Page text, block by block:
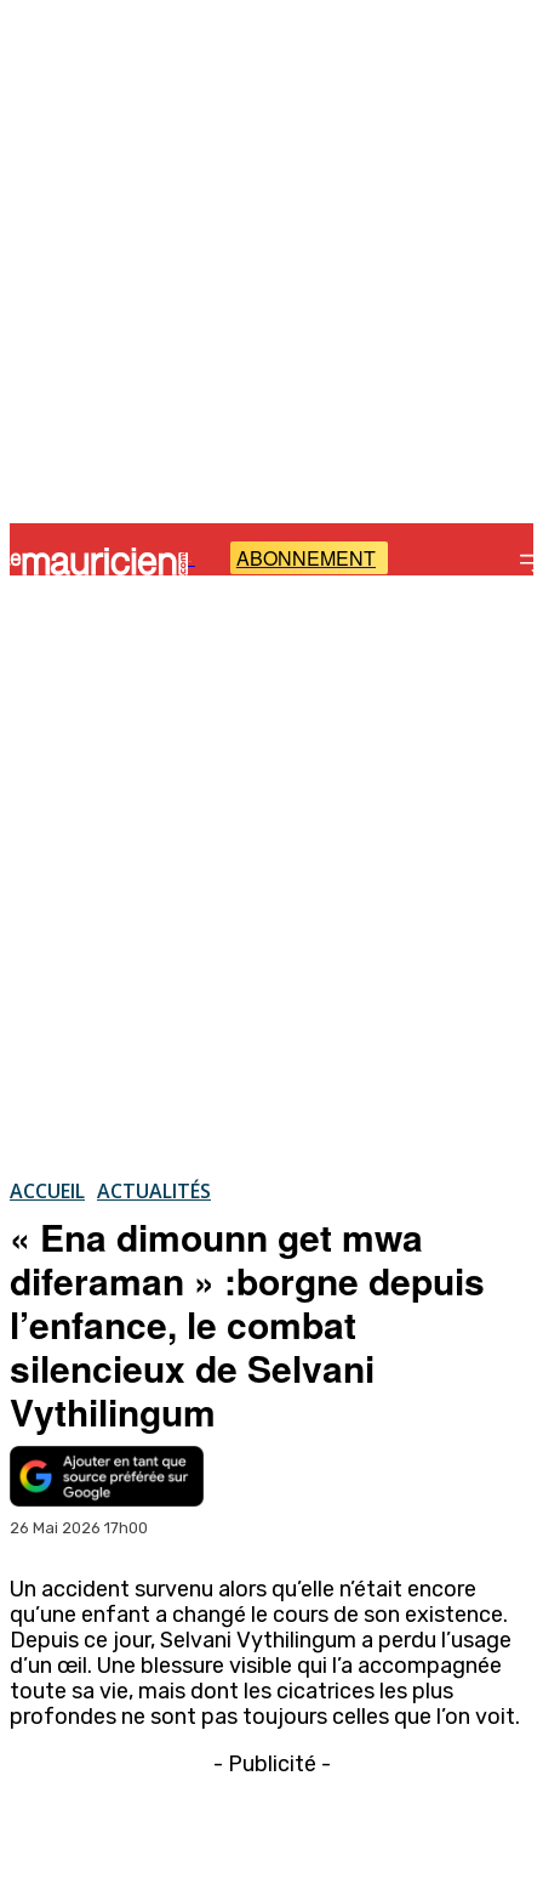
- ABONNEMENT
ACCUEIL ACTUALITÉS
« Ena dimounn get mwa
diferaman » :borgne depuis
l’enfance, le combat
silencieux de Selvani
Vythilingum
26 Mai 2026 17h00
Un accident survenu alors qu’elle n’était encore
qu’une enfant a changé le cours de son existence.
Depuis ce jour, Selvani Vythilingum a perdu l’usage
d’un œil. Une blessure visible qui l’a accompagnée
toute sa vie, mais dont les cicatrices les plus
profondes ne sont pas toujours celles que l’on voit.
- Publicité -